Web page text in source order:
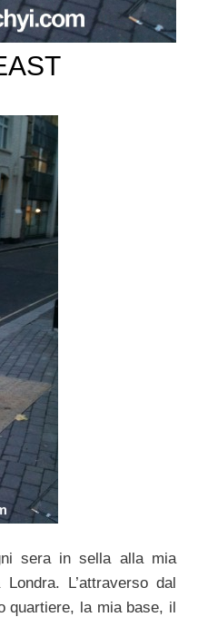
sera in sella alla mia
L’attraverso dal
quartiere, la mia base, il